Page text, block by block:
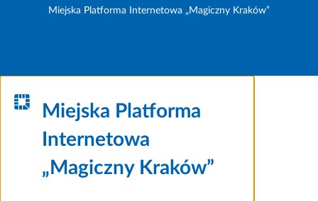
Miejska Platforma Internetowa „Magiczny Kraków”
Miejska Platforma
Internetowa
„Magiczny Kraków”